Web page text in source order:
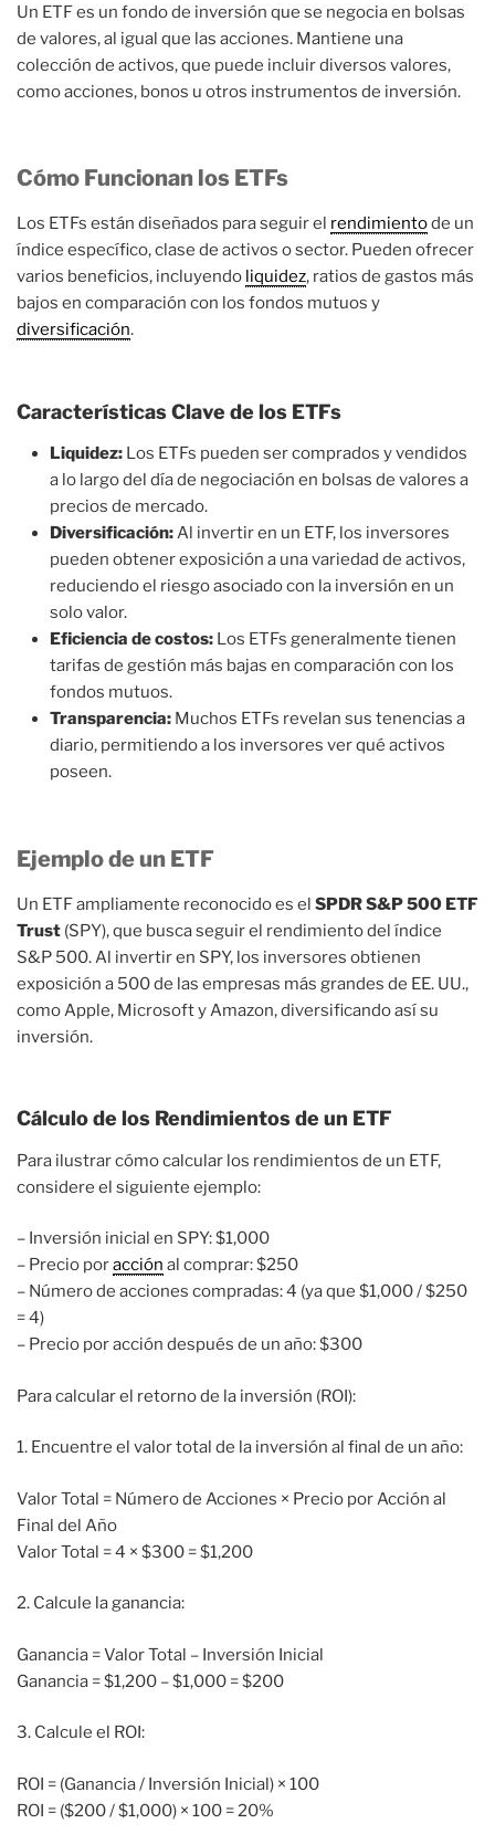
Un ETF es un fondo de inversión que se negocia en bolsas
de valores, al igual que las acciones. Mantiene una
colección de activos, que puede incluir diversos valores,
como acciones, bonos u otros instrumentos de inversión.
Cómo Funcionan los ETFs
Los ETFs están diseñados para seguir el rendimientode un
índice específico, clase de activos o sector. Pueden ofrecer
varios beneficios, incluyendo liquidez, ratios de gastos más
bajos en comparación con los fondos mutuos y
diversificación.
Características Clave de los ETFs
Liquidez: Los ETFs pueden ser comprados y vendidos
a lo largo del día de negociación en bolsas de valores a
precios de mercado.
Diversificación:Al invertir en un ETF, los inversores
pueden obtener exposición a una variedad de activos,
reduciendo el riesgo asociado con la inversión en un
solo valor.
Eficiencia de costos: Los ETFs generalmente tienen
tarifas de gestión más bajas en comparación con los
fondos mutuos.
Transparencia: Muchos ETFs revelan sus tenencias a
diario, permitiendo a los inversores ver qué activos
poseen.
Ejemplo de un ETF
Un ETF ampliamente reconocido es el SPDR S&P 500 ETF
Trust (SPY), que busca seguir el rendimiento del índice
S&P 500. Al invertir en SPY, los inversores obtienen
exposición a 500 de las empresas más grandes de EE. UU.,
como Apple, Microsoft y Amazon, diversificando así su
inversión.
Cálculo de los Rendimientos de un ETF
Para ilustrar cómo calcular los rendimientos de un ETF,
considere el siguiente ejemplo:
– Inversión inicial en SPY: $1,000
– Precio poracción al comprar: $250
– Número de acciones compradas: 4 (ya que $1,000 / $250
= 4)
– Precio por acción después de un año: $300
Para calcular el retorno de la inversión (ROI):
1. Encuentre el valor total de la inversión al final de un año:
Valor Total = Número de Acciones × Precio por Acción al
Final del Año
Valor Total = 4 × $300 = $1,200
2. Calcule la ganancia:
Ganancia = Valor Total – Inversión Inicial
Ganancia = $1,200 – $1,000 = $200
3. Calcule el ROI:
ROI = (Ganancia / Inversión Inicial) × 100
ROI = ($200 / $1,000) × 100 = 20%